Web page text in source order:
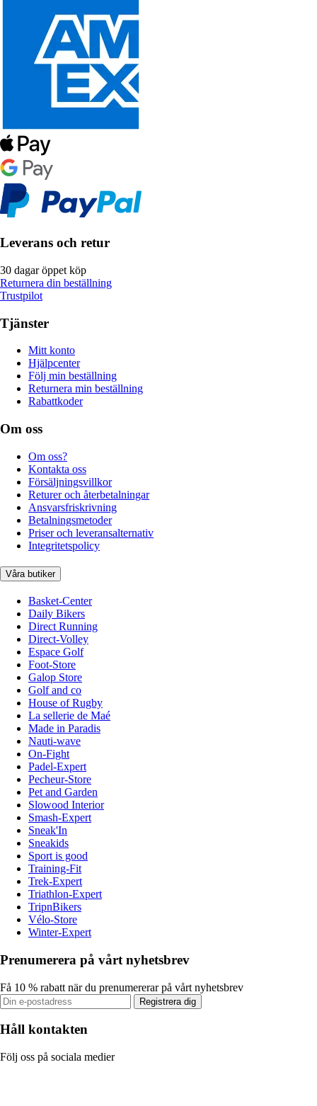
Leverans och retur
30 dagar öppet köp
Returnera din beställning
Trustpilot
Tjänster
Mitt konto
Hjälpcenter
Följ min beställning
Returnera min beställning
Rabattkoder
Om oss
Om oss?
Kontakta oss
Försäljningsvillkor
Returer och återbetalningar
Ansvarsfriskrivning
Betalningsmetoder
Priser och leveransalternativ
Integritetspolicy
Våra butiker
Basket-Center
Daily Bikers
Direct Running
Direct-Volley
Espace Golf
Foot-Store
Galop Store
Golf and co
House of Rugby
La sellerie de Maé
Made in Paradis
Nauti-wave
On-Fight
Padel-Expert
Pecheur-Store
Pet and Garden
Slowood Interior
Smash-Expert
Sneak'In
Sneakids
Sport is good
Training-Fit
Trek-Expert
Triathlon-Expert
TripnBikers
Vélo-Store
Winter-Expert
Prenumerera på vårt nyhetsbrev
Få 10 % rabatt när du prenumererar på vårt nyhetsbrev
Registrera dig
Håll kontakten
Följ oss på sociala medier